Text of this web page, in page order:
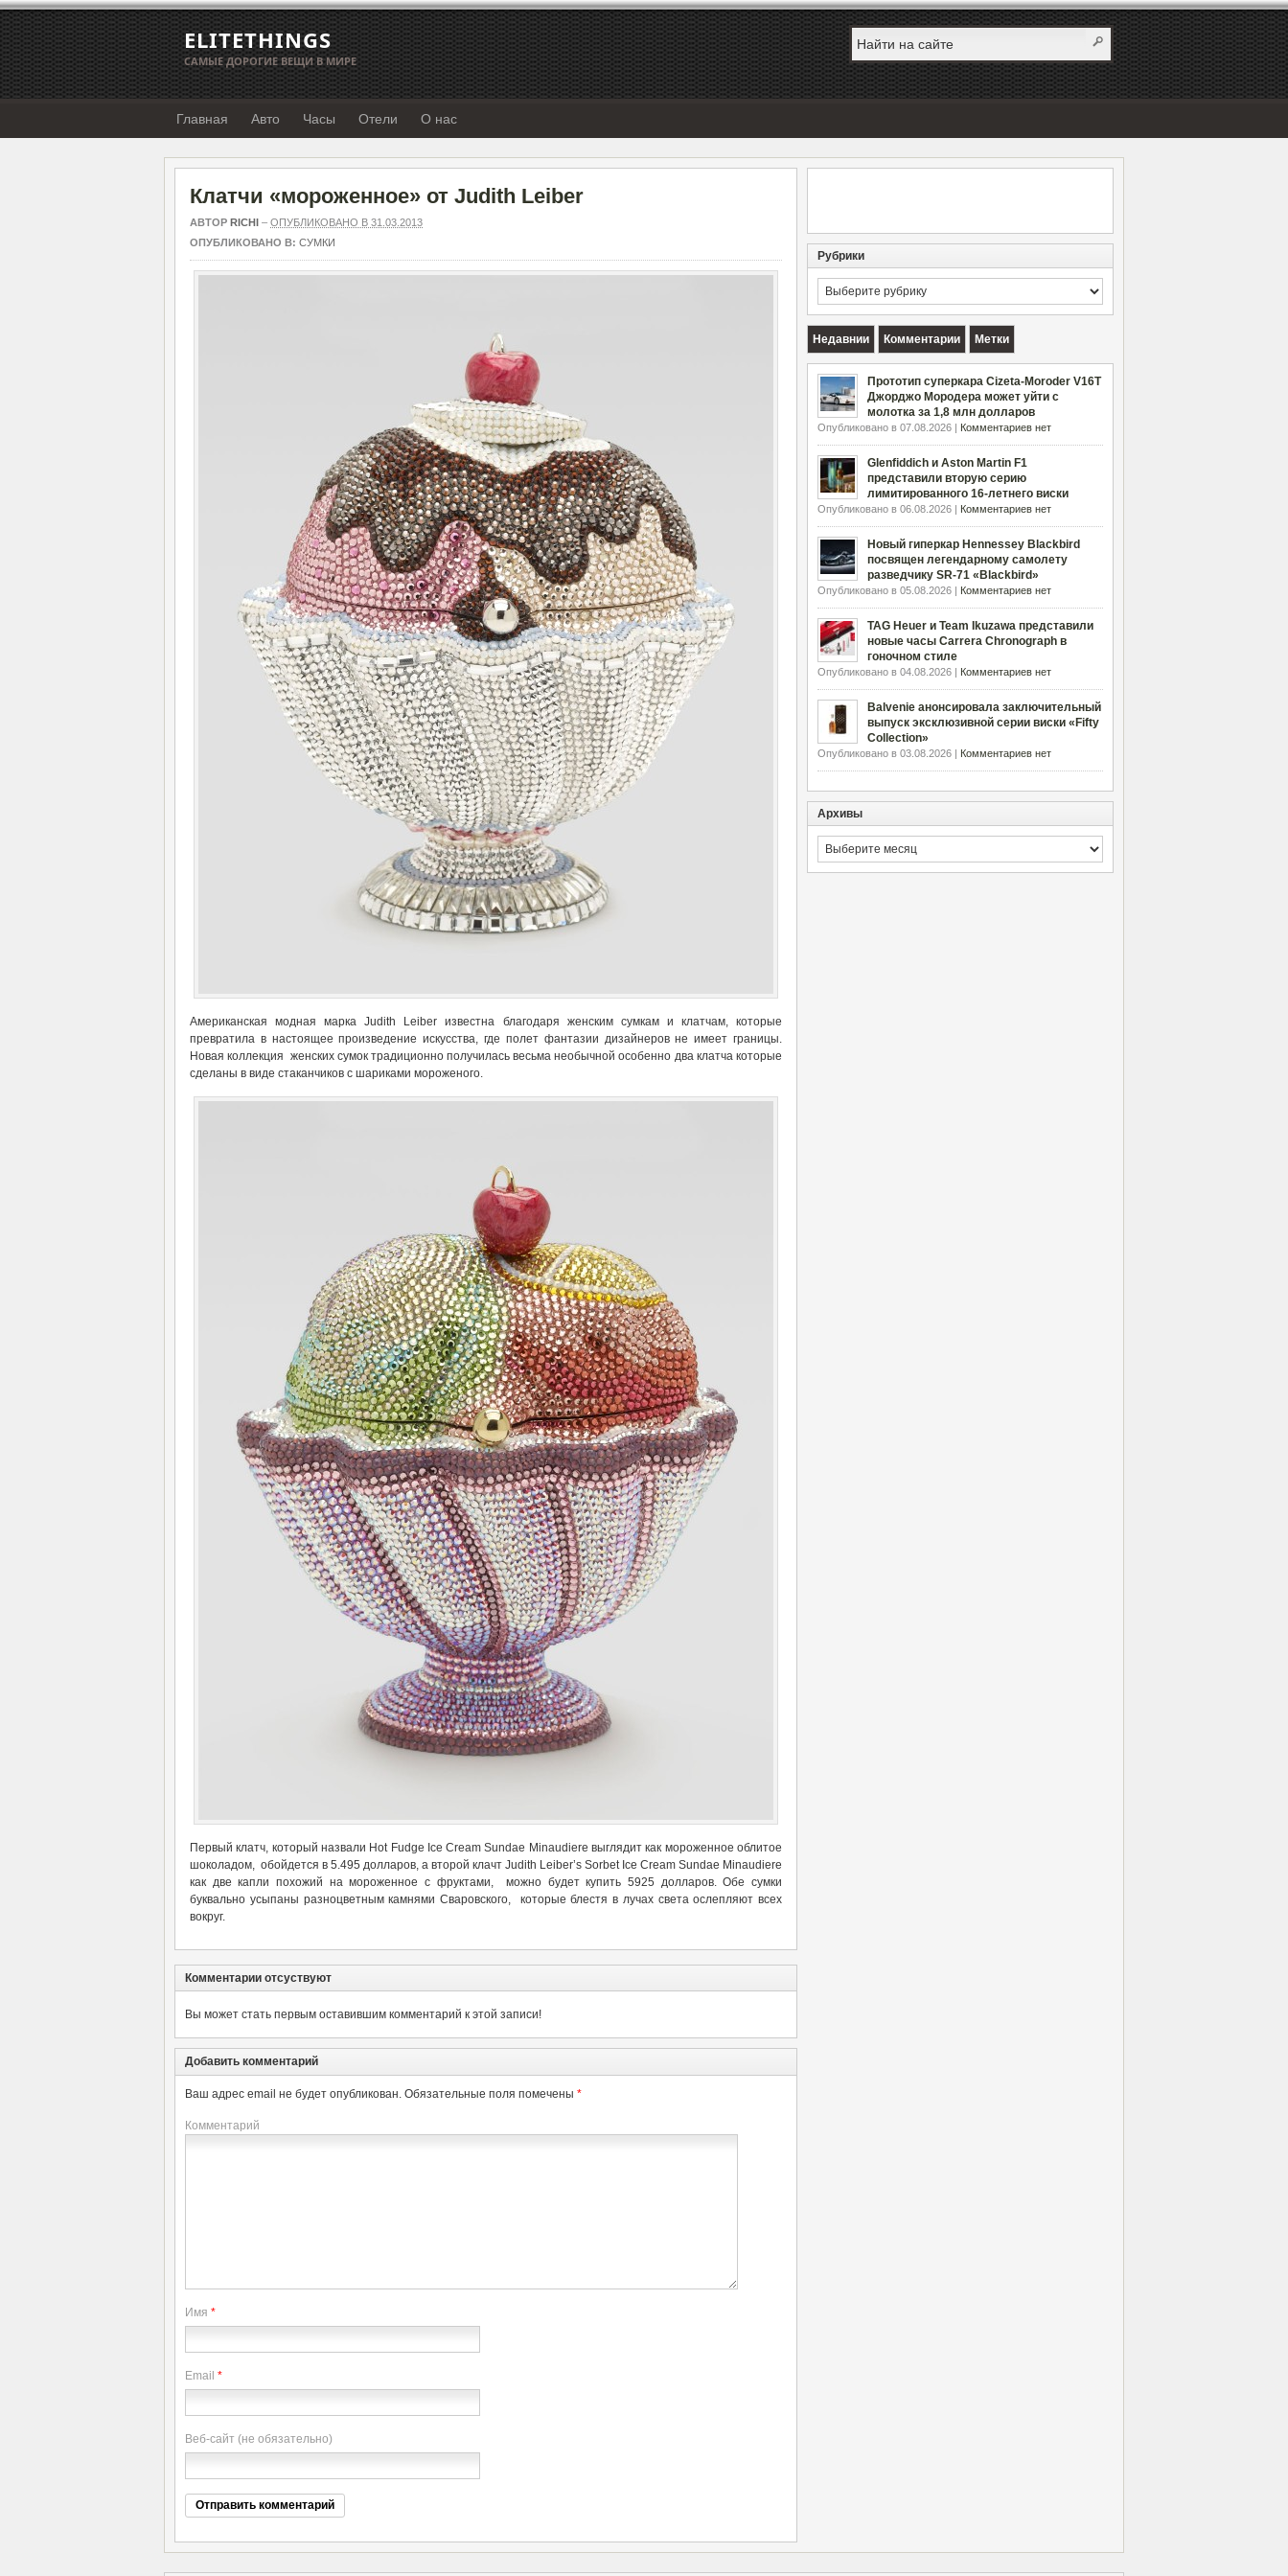
ELITETHINGS
САМЫЕ ДОРОГИЕ ВЕЩИ В МИРЕ
Главная Авто Часы Отели О нас
Клатчи «мороженное» от Judith Leiber
АВТОР RICHI – ОПУБЛИКОВАНО В 31.03.2013
ОПУБЛИКОВАНО В: СУМКИ
Американская модная марка Judith Leiber известна благодаря женским сумкам и клатчам, которые
превратила в настоящее произведение искусства, где полет фантазии дизайнеров не имеет границы.
Новая коллекция женских сумок традиционно получилась весьма необычной особенно два клатча которые
сделаны в виде стаканчиков с шариками мороженого.
Первый клатч, который назвали Hot Fudge Ice Cream Sundae Minaudiere выглядит как мороженное облитое
шоколадом, обойдется в 5.495 долларов, а второй клачт Judith Leiber’s Sorbet Ice Cream Sundae Minaudiere
как две капли похожий на мороженное с фруктами, можно будет купить 5925 долларов. Обе сумки
буквально усыпаны разноцветным камнями Сваровского, которые блестя в лучах света ослепляют всех
вокруг.
Комментарии отсуствуют
Вы может стать первым оставившим комментарий к этой записи!
Добавить комментарий
Ваш адрес email не будет опубликован. Обязательные поля помечены *
Комментарий
Имя *
Email *
Веб-сайт (не обязательно)
Рубрики
Рубрики
Недавнии Комментарии Метки
Прототип суперкара Cizeta-Moroder V16T
Джорджо Мородера может уйти с
молотка за 1,8 млн долларов
Опубликовано в 07.08.2026 | Комментариев нет
Glenfiddich и Aston Martin F1
представили вторую серию
лимитированного 16-летнего виски
Опубликовано в 06.08.2026 | Комментариев нет
Новый гиперкар Hennessey Blackbird
посвящен легендарному самолету
разведчику SR-71 «Blackbird»
Опубликовано в 05.08.2026 | Комментариев нет
TAG Heuer и Team Ikuzawa представили
новые часы Carrera Chronograph в
гоночном стиле
Опубликовано в 04.08.2026 | Комментариев нет
Balvenie анонсировала заключительный
выпуск эксклюзивной серии виски «Fifty
Collection»
Опубликовано в 03.08.2026 | Комментариев нет
Архивы
Архивы